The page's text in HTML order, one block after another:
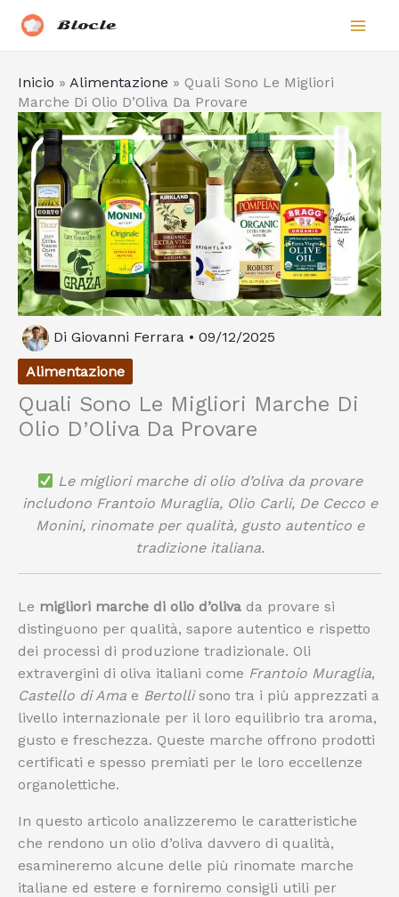
Biocle
Inicio » Alimentazione » Quali Sono Le Migliori
Marche Di Olio D’Oliva Da Provare
Di Giovanni Ferrara • 09/12/2025
Alimentazione
Quali Sono Le Migliori Marche Di
Olio D’Oliva Da Provare
Le migliori marche di olio d’oliva da provare
includono Frantoio Muraglia, Olio Carli, De Cecco e
Monini, rinomate per qualità, gusto autentico e
tradizione italiana.
Le migliori marche di olio d’oliva da provare si
distinguono per qualità, sapore autentico e rispetto
dei processi di produzione tradizionale. Oli
extravergini di oliva italiani come Frantoio Muraglia,
Castello di Ama e Bertollisono tra i più apprezzati a
livello internazionale per il loro equilibrio tra aroma,
gusto e freschezza. Queste marche offrono prodotti
certificati e spesso premiati per le loro eccellenze
organolettiche.
In questo articolo analizzeremo le caratteristiche
che rendono un olio d’oliva davvero di qualità,
esamineremo alcune delle più rinomate marche
italiane ed estere e forniremo consigli utili per